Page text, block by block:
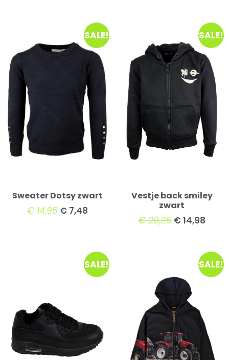
SALE!
Sweater Dotsy zwart
€14,95 €7,48
SALE!
Vestje back smiley
zwart
€29,95 €14,98
SALE! SALE!